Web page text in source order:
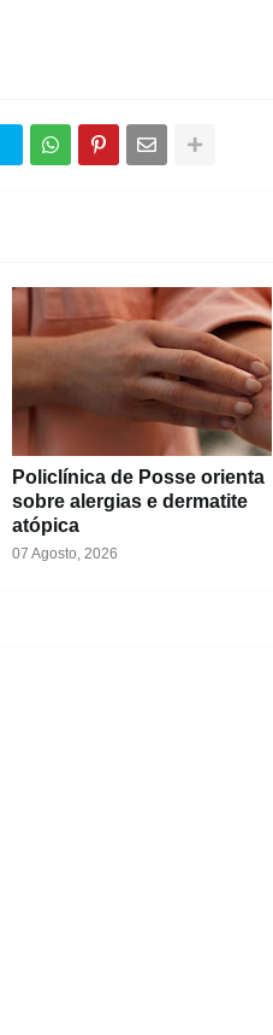
Policlínica de Posse orienta
sobre alergias e dermatite
atópica
07 Agosto, 2026